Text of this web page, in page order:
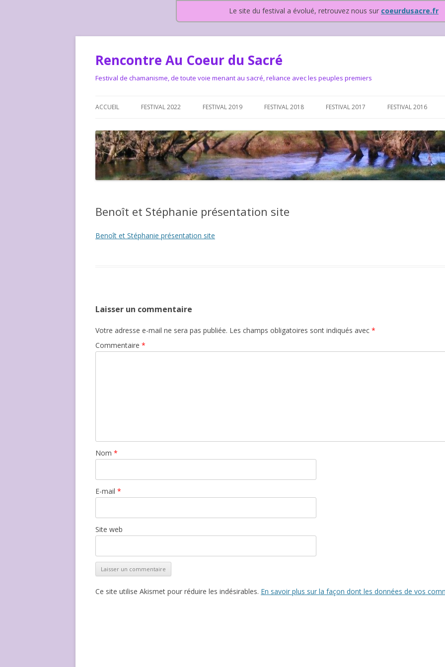
Le site du festival a évolué, retrouvez nous sur coeurdusacre.fr
Rencontre Au Coeur du Sacré
Festival de chamanisme, de toute voie menant au sacré, reliance avec les peuples premiers
ACCUEIL
LA CHARTE DU FESTIVAL
LE FESTIVAL DEPUIS 2015 – QUI
SOMMES-NOUS ?
LE FESTIVAL DEPUIS 2015…OU
ALLONS-NOUS ?
COMMENT FONCTIONNONS
FESTIVAL 2022 FESTIVAL 2019 FESTIVAL 2018 FESTIVAL 2017 FESTIVAL 2016
Benoît et Stéphanie présentation site
Benoît et Stéphanie présentation site
Laisser un commentaire
Votre adresse e-mail ne sera pas publiée. Les champs obligatoires sont indiqués avec *
Commentaire *
Nom *
E-mail *
Site web
Ce site utilise Akismet pour réduire les indésirables. En savoir plus sur la façon dont les données de vos